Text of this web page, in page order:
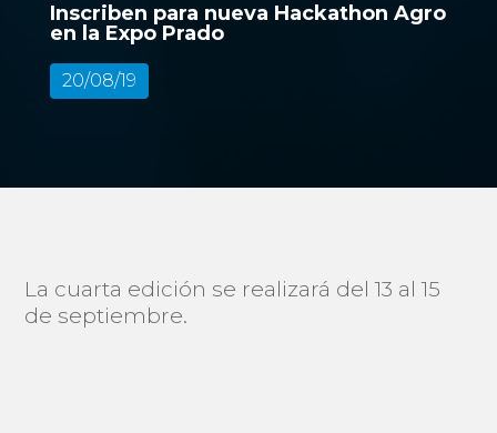
Inscriben para nueva Hackathon Agro
en la Expo Prado
20/08/19
La cuarta edición se realizará del 13 al 15
de septiembre.